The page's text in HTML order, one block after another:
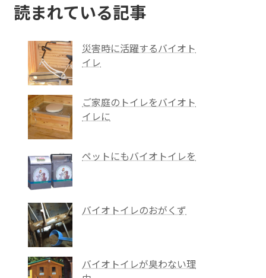
読まれている記事
災害時に活躍するバイオト
イレ
ご家庭のトイレをバイオト
イレに
ペットにもバイオトイレを
バイオトイレのおがくず
バイオトイレが臭わない理